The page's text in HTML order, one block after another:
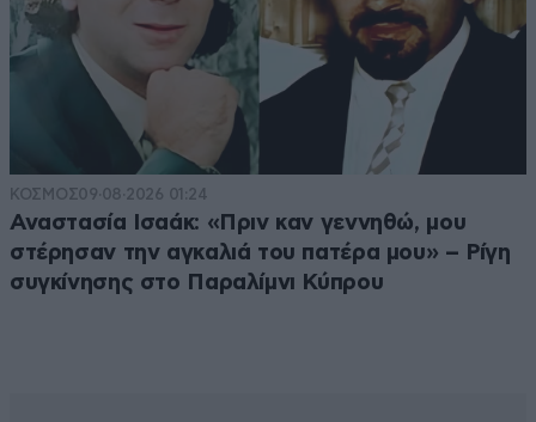
ΚΟΣΜΟΣ09·08·2026 01:24
Αναστασία Ισαάκ: «Πριν καν γεννηθώ, μου
στέρησαν την αγκαλιά του πατέρα μου» – Ρίγη
συγκίνησης στο Παραλίμνι Κύπρου